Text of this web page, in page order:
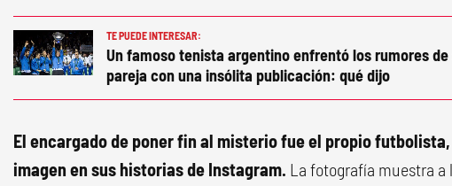
TE PUEDE INTERESAR:
Un famoso tenista argentino enfrentó los rumores
pareja con una insólita publicación: qué dijo
El encargado de poner fin al misterio fue el propio
imagen en sus historias de Instagram. La fotografía muestra a